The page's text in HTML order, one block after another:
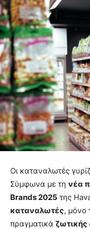
Οι καταναλωτές
Σύμφωνα με τη νέα
Brands2025 της
καταναλωτές, μόνο
πραγματικά ζωτικής